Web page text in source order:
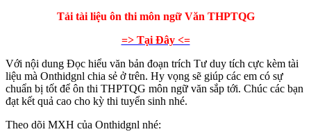
Tải tài liệu ôn thi môn ngữ Văn THPTQG
=> Tại Đây <=
Với nội dung Đọc hiểu văn bản đoạn trích Tư duy tích cực kèm tài
liệu mà Onthidgnl chia sẻ ở trên. Hy vọng sẽ giúp các em có sự
chuẩn bị tốt để ôn thi THPTQG môn ngữ văn sắp tới. Chúc các bạn
đạt kết quả cao cho kỳ thi tuyển sinh nhé.
Theo dõi MXH của Onthidgnl nhé: